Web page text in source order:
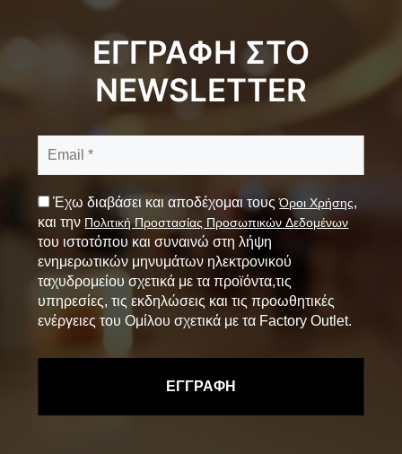
ΕΓΓΡΑΦΗ ΣΤΟ
NEWSLETTER
Έχω διαβάσει και αποδέχομαι τουςΌροι Χρήσης,
και την Πολιτική Προστασίας Προσωπικών Δεδομένων
του ιστοτόπου και συναινώ στη λήψη
ενημερωτικών μηνυμάτων ηλεκτρονικού
ταχυδρομείου σχετικά με τα προϊόντα,τις
υπηρεσίες, τις εκδηλώσεις και τις προωθητικές
ενέργειες του Ομίλου σχετικά με τα Factory Outlet.